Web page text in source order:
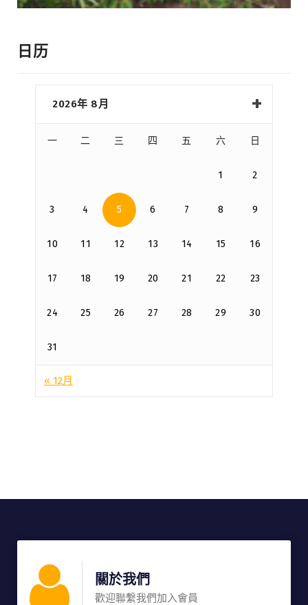
日历
2026年 8月
一 二 三 四 五 六 日
1 2
3 4 5 6 7 8 9
10 11 12 13 14 15 16
17 18 19 20 21 22 23
24 25 26 27 28 29 30
31
« 12月
關於我們
歡迎聯繫我們加入會員